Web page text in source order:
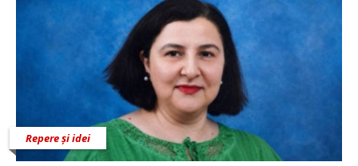
Repere și idei